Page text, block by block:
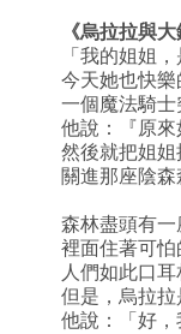
《烏拉拉與
「我的姐姐
今天她也快
一個魔法騎士
他說：『原來
然後就把姐姐
關進那座陰森
森林盡頭有一
裡面住著可
人們如此口
但是，烏拉拉
他說：「好，